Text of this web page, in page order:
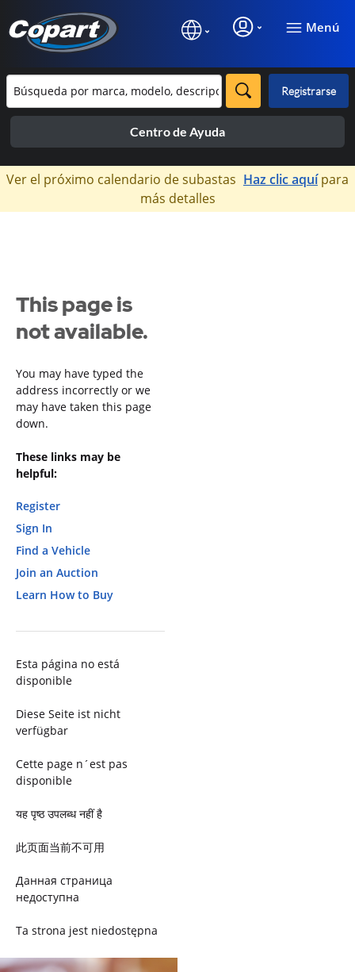
Menú
Registrarse
Centro de Ayuda
×
Ver el próximo calendario de subastas Haz clic aquípara
más detalles
This page is
not available.
You may have typed the
address incorrectly or we
may have taken this page
down.
These links may be
helpful:
Register
Sign In
Find a Vehicle
Join an Auction
Learn How to Buy
Esta página no está
disponible
Diese Seite ist nicht
verfügbar
Cette page n´est pas
disponible
यह पृष्ठ उपलब्ध नहीं है
此页面当前不可用
Данная страница
недоступна
Ta strona jest niedostępna
Trang này không có